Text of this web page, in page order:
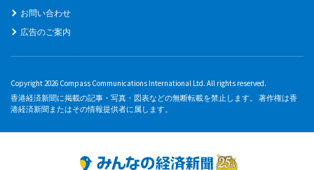
お問い合わせ
広告のご案内
Copyright 2026 Compass Communications International Ltd. All rights reserved.
香港経済新聞に掲載の記事・写真・図表などの無断転載を禁止します。 著作権は香
港経済新聞またはその情報提供者に属します。